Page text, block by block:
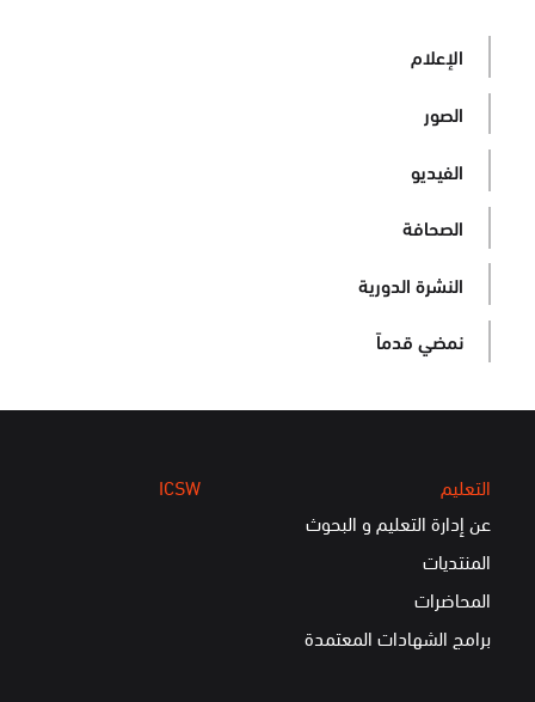
الإعلام
الصور
الفيديو
الصحافة
النشرة الدورية
نمضي قدماً
التعليم
عن إدارة التعليم و البحوث
المنتديات
المحاضرات
برامج الشهادات المعتمدة
ICSW